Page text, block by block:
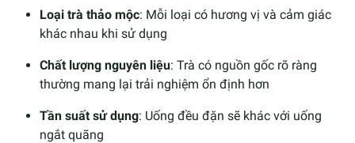
Loại trà thảo mộc: Mỗi loại có hương vị và cảm giác
khác nhau khi sử dụng
Chất lượng nguyên liệu: Trà có nguồn gốc rõ ràng
thường mang lại trải nghiệm ổn định hơn
Tần suất sử dụng: Uống đều đặn sẽ khác với uống
ngắt quãng